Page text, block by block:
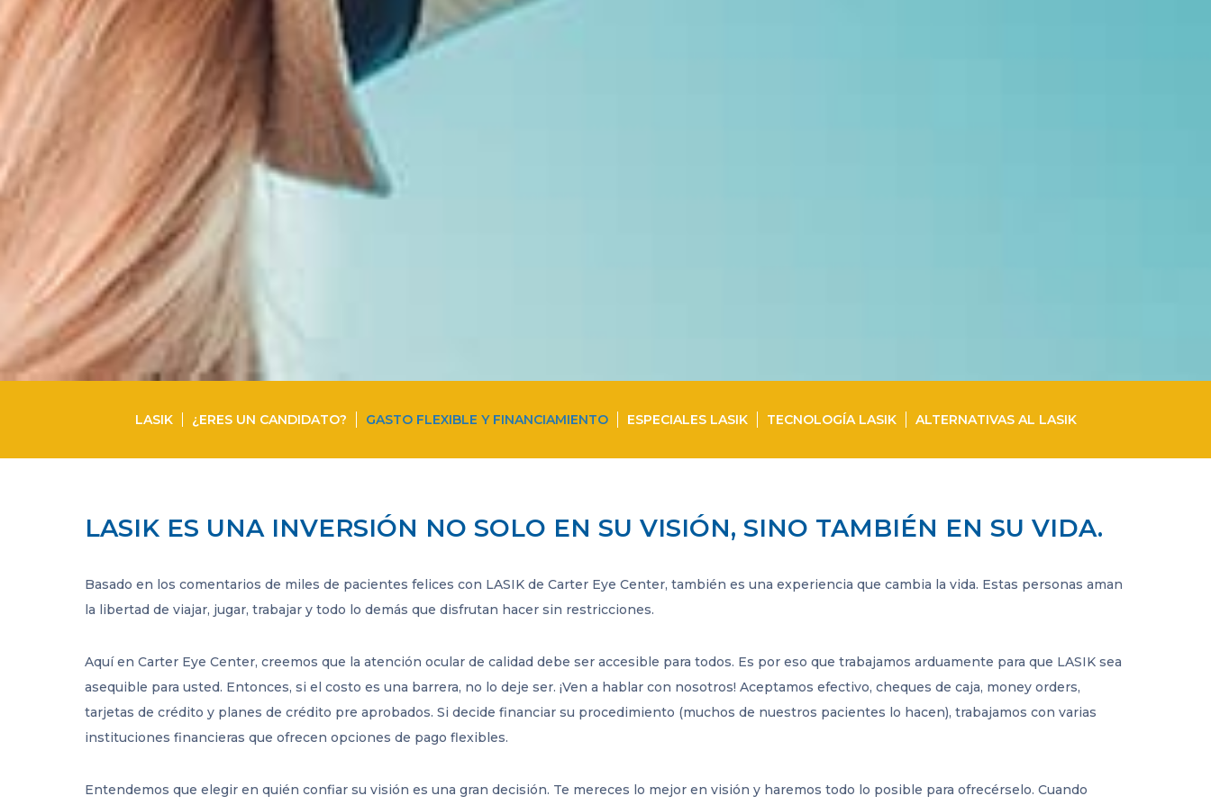
LASIK ¿ERES UN CANDIDATO? GASTO FLEXIBLE Y FINANCIAMIENTO ESPECIALES LASIK TECNOLOGÍA LASIK ALTERNATIVAS AL LASIK
LASIK ES UNA INVERSIÓN NO SOLO EN SU VISIÓN, SINO TAMBIÉN EN SU VIDA.
Basado en los comentarios de miles de pacientes felices con LASIK de Carter Eye Center, también es una experiencia que cambia la vida. Estas personas aman
la libertad de viajar, jugar, trabajar y todo lo demás que disfrutan hacer sin restricciones.
Aquí en Carter Eye Center, creemos que la atención ocular de calidad debe ser accesible para todos. Es por eso que trabajamos arduamente para que LASIK sea
asequible para usted. Entonces, si el costo es una barrera, no lo deje ser. ¡Ven a hablar con nosotros! Aceptamos efectivo, cheques de caja, money orders,
tarjetas de crédito y planes de crédito pre aprobados. Si decide financiar su procedimiento (muchos de nuestros pacientes lo hacen), trabajamos con varias
instituciones financieras que ofrecen opciones de pago flexibles.
Entendemos que elegir en quién confiar su visión es una gran decisión. Te mereces lo mejor en visión y haremos todo lo posible para ofrecérselo. Cuando